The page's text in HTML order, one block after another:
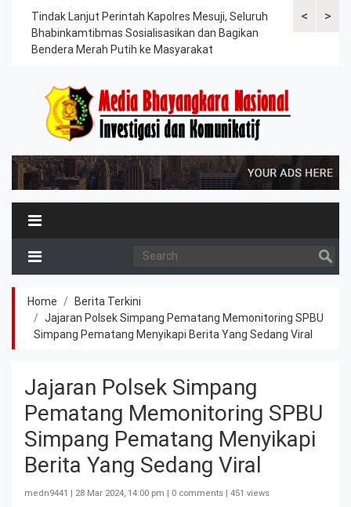
<
Tindak Lanjut Perintah Kapolres Mesuji, Seluruh
Bhabinkamtibmas Sosialisasikan dan Bagikan
Bendera Merah Putih ke Masyarakat
Sat Lantas
>
Home
Berita Terkini
Jajaran Polsek Simpang Pematang Memonitoring SPBU
Simpang Pematang Menyikapi Berita Yang Sedang Viral
Jajaran Polsek Simpang
Pematang Memonitoring SPBU
Simpang Pematang Menyikapi
Berita Yang Sedang Viral
medn9441 | 28 Mar 2024, 14:00 pm | 0 comments | 451 views